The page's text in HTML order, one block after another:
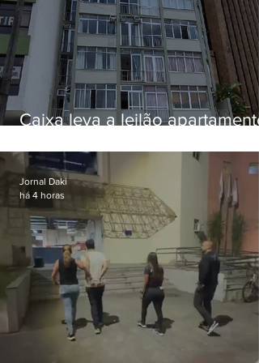
Caixa leva a leilão apartamento
Botafogo
Jornal Daki
há 4 horas